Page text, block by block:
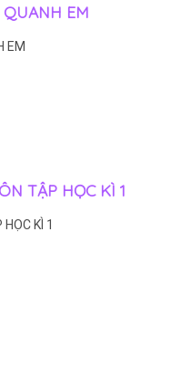
EM
EM
TẬP HỌC KÌ 1
HỌC KÌ 1